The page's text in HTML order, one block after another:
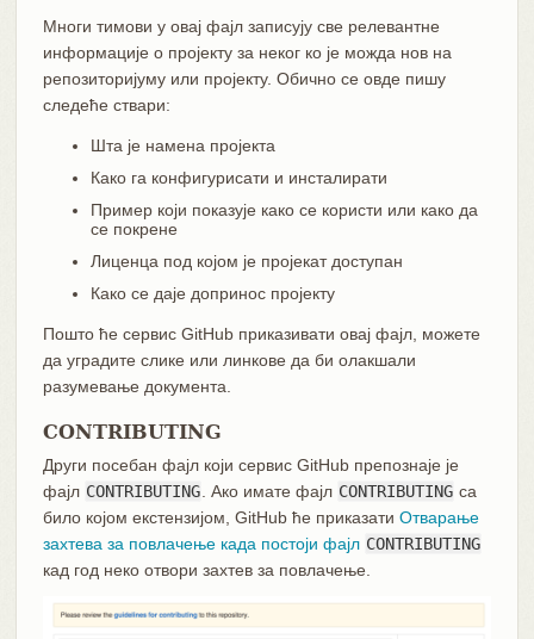
Многи тимови у овај фајл записују све релевантне
информације о пројекту за неког ко је можда нов на
репозиторијуму или пројекту. Обично се овде пишу
следеће ствари:
Шта је намена пројекта
Како га конфигурисати и инсталирати
Пример који показује како се користи или како да
се покрене
Лиценца под којом је пројекат доступан
Како се даје допринос пројекту
Пошто ће сервис GitHub приказивати овај фајл, можете
да уградите слике или линкове да би олакшали
разумевање документа.
CONTRIBUTING
Други посебан фајл који сервис GitHub препознаје је
фајл CONTRIBUTING . Ако имате фајл CONTRIBUTING са
било којом екстензијом, GitHub ће приказати Отварање
захтева за повлачење када постоји фајл CONTRIBUTING
кад год неко отвори захтев за повлачење.